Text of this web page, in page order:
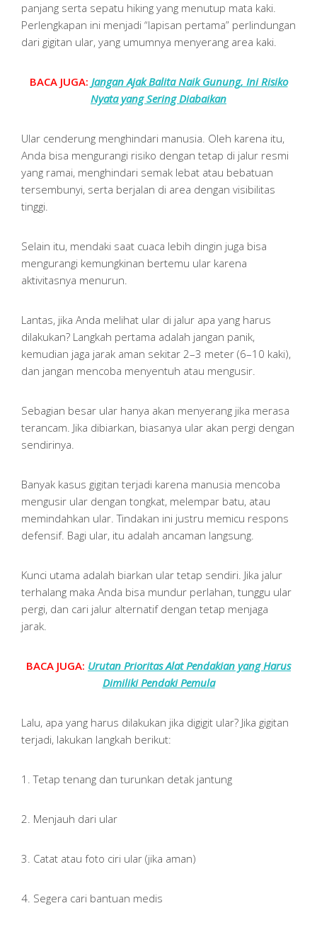
panjang serta sepatu hiking yang menutup mata kaki.
Perlengkapan ini menjadi “lapisan pertama” perlindungan
dari gigitan ular, yang umumnya menyerang area kaki.
BACA JUGA: Jangan Ajak Balita Naik Gunung, Ini Risiko
Nyata yang Sering Diabaikan
Ular cenderung menghindari manusia. Oleh karena itu,
Anda bisa mengurangi risiko dengan tetap di jalur resmi
yang ramai, menghindari semak lebat atau bebatuan
tersembunyi, serta berjalan di area dengan visibilitas
tinggi.
Selain itu, mendaki saat cuaca lebih dingin juga bisa
mengurangi kemungkinan bertemu ular karena
aktivitasnya menurun.
Lantas, jika Anda melihat ular di jalur apa yang harus
dilakukan? Langkah pertama adalah jangan panik,
kemudian jaga jarak aman sekitar 2–3 meter (6–10 kaki),
dan jangan mencoba menyentuh atau mengusir.
Sebagian besar ular hanya akan menyerang jika merasa
terancam. Jika dibiarkan, biasanya ular akan pergi dengan
sendirinya.
Banyak kasus gigitan terjadi karena manusia mencoba
mengusir ular dengan tongkat, melempar batu, atau
memindahkan ular. Tindakan ini justru memicu respons
defensif. Bagi ular, itu adalah ancaman langsung.
Kunci utama adalah biarkan ular tetap sendiri. Jika jalur
terhalang maka Anda bisa mundur perlahan, tunggu ular
pergi, dan cari jalur alternatif dengan tetap menjaga
jarak.
BACA JUGA: Urutan Prioritas Alat Pendakian yang Harus
Dimiliki Pendaki Pemula
Lalu, apa yang harus dilakukan jika digigit ular? Jika gigitan
terjadi, lakukan langkah berikut:
1. Tetap tenang dan turunkan detak jantung
2. Menjauh dari ular
3. Catat atau foto ciri ular (jika aman)
4. Segera cari bantuan medis